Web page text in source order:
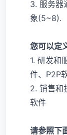
3. 服务器
象(5~8).
您可以定
1. 研发和
件、P2P
2. 销售和
软件
请参照下